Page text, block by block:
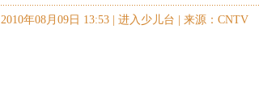
年08月09日 13:53 | 进入少儿台 来源：CNTV